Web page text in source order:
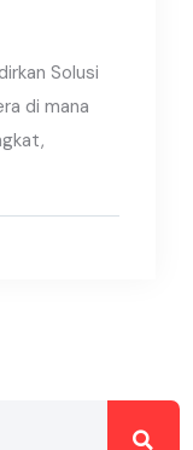
Solusi
di mana